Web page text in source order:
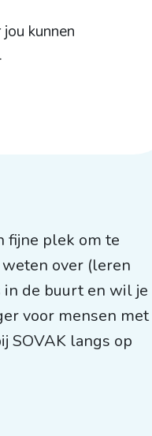
kunnen
fijne plek om te
over (leren
in de buurt en wil je
voor mensen met
SOVAK langs op